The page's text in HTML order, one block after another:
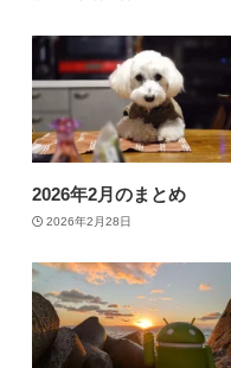
2026年2月のまとめ
2026年2月28日